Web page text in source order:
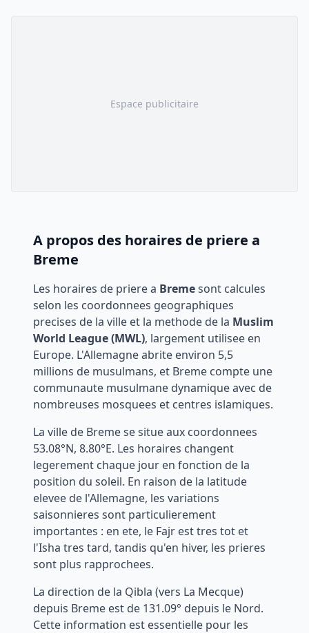
Espace publicitaire
A propos des horaires de priere a
Breme
Les horaires de priere a Bremesont calcules
selon les coordonnees geographiques
precises de la ville et la methode de la Muslim
World League (MWL), largement utilisee en
Europe. L'Allemagne abrite environ 5,5
millions de musulmans, et Breme compte une
communaute musulmane dynamique avec de
nombreuses mosquees et centres islamiques.
La ville de Bremese situe aux coordonnees
53.08°N, 8.80°E. Les horaires changent
legerement chaque jour en fonction de la
position du soleil. En raison de la latitude
elevee de l'Allemagne, les variations
saisonnieres sont particulierement
importantes : en ete, le Fajr est tres tot et
l'Isha tres tard, tandis qu'en hiver, les prieres
sont plus rapprochees.
La direction de la Qibla (vers La Mecque)
depuis Breme est de 131.09° depuis le Nord.
Cette information est essentielle pour les